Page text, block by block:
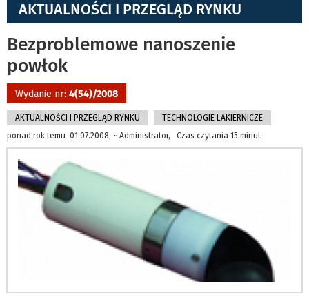
AKTUALNOŚCI I PRZEGLĄD RYNKU
Bezproblemowe nanoszenie
powłok
Wydanie nr: 4(54)/2008
AKTUALNOŚCI I PRZEGLĄD RYNKU
TECHNOLOGIE LAKIERNICZE
ponad rok temu 01.07.2008, ~ Administrator, Czas czytania 15 minut